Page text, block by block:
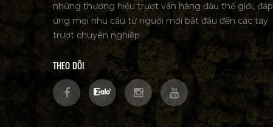
những thương hiệu trượt ván hàng đầu thế giới, đáp
ứng mọi nhu cầu từ người mới bắt đầu đến các tay
trượt chuyên nghiệp.
THEO DÕI